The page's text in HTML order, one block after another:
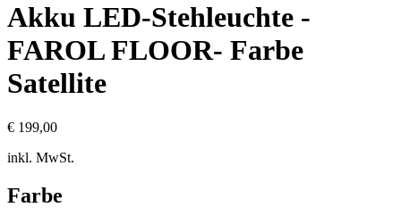
Akku LED-Stehleuchte -
FAROL FLOOR- Farbe
Satellite
€ 199,00
inkl. MwSt.
Farbe